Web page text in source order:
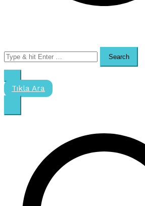
Search
Tıkla Ara